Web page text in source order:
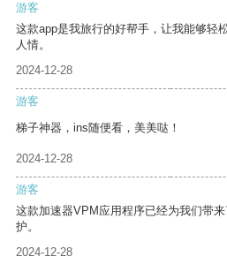
游客
这款app是我旅行的好帮手，让我能够轻
人情。
2024-12-28
游客
梯子神器，ins随便看，美美哒！
2024-12-28
游客
这款加速器VPM应用程序已经为我们带
护。
2024-12-28